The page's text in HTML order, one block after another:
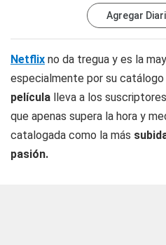
Agregar
Netflix no da tregua y es la
especialmente por su catálogo
película lleva a los
que apenas supera la hora y
catalogada como la más
pasión.